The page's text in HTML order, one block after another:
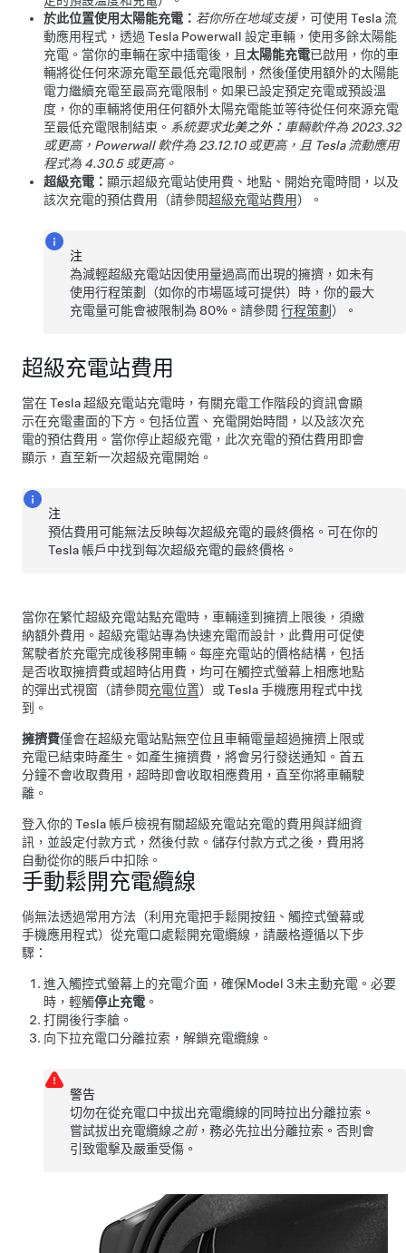
於此位置使用太陽能充電： 若你所在地域支援，可使用 Tesla 流
動應用程式，透過 Tesla Powerwall 設定車輛，使用多餘太陽能
充電。當你的車輛在家中插電後，且太陽能充電已啟用，你的車
輛將從任何來源充電至最低充電限制，然後僅使用額外的太陽能
電力繼續充電至最高充電限制。如果已設定預定充電或預設溫
度，你的車輛將使用任何額外太陽充電能並等待從任何來源充電
至最低充電限制結束。 系統要求北美之外： 車輛軟件為 2023.32
或更高，Powerwall 軟件為 23.12.10 或更高，且 Tesla 流動應用
程式為 4.30.5 或更高。
超級充電： 顯示超級充電站使用費、地點、開始充電時間，以及
該次充電的預估費用（請參閱超級充電站費用）。
注
為減輕超級充電站因使用量過高而出現的擁擠，如未有
使用行程策劃（如你的市場區域可提供）時，你的最大
充電量可能會被限制為 80%。請參閱行程策劃 ）。
超級充電站費用
當在 Tesla 超級充電站充電時，有關充電工作階段的資訊會顯
示在充電畫面的下方。包括位置、充電開始時間，以及該次充
電的預估費用。當你停止超級充電，此次充電的預估費用即會
顯示，直至新一次超級充電開始。
注
預估費用可能無法反映每次超級充電的最終價格。可在你的
Tesla 帳戶中找到每次超級充電的最終價格。
當你在繁忙超級充電站點充電時，車輛達到擁擠上限後，須繳
納額外費用。超級充電站專為快速充電而設計，此費用可促使
駕駛者於充電完成後移開車輛。每座充電站的價格結構，包括
是否收取擁擠費或超時佔用費，均可在觸控式螢幕上相應地點
的彈出式視窗（請參閱充電位置）或 Tesla 手機應用程式中找
到。
擁擠費僅會在超級充電站點無空位且車輛電量超過擁擠上限或
充電已結束時產生。如產生擁擠費，將會另行發送通知。首五
分鐘不會收取費用，超時即會收取相應費用，直至你將車輛駛
離。
登入你的 Tesla 帳戶檢視有關超級充電站充電的費用與詳細資
訊，並設定付款方式，然後付款。儲存付款方式之後，費用將
自動從你的賬戶中扣除。
手動鬆開充電纜線
倘無法透過常用方法（利用充電把手鬆開按鈕、觸控式螢幕或
手機應用程式）從充電口處鬆開充電纜線，請嚴格遵循以下步
驟：
進入觸控式螢幕上的充電介面，確保Model 3未主動充電。必要
時，輕觸停止充電 。
打開後行李艙。
向下拉充電口分離拉索，解鎖充電纜線。
警告
切勿在從充電口中拔出充電纜線的同時拉出分離拉索。
嘗試拔出充電纜線之前，務必先拉出分離拉索。否則會
引致電擊及嚴重受傷。